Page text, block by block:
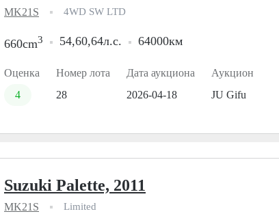
MK21S 4WD SW LTD
660cm3 54,60,64л.с. 64000км
Оценка
4
Номер лота
28
Дата аукциона
2026-04-18
Аукцион
JU Gifu
Suzuki Palette, 2011
MK21S Limited